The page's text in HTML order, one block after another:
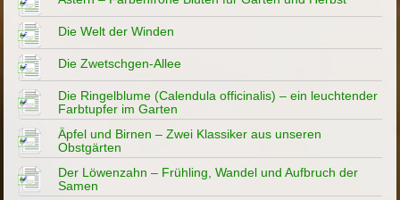
Die Welt der Winden
Die Zwetschgen-Allee
Die Ringelblume (Calendula officinalis) – ein leuchtender
Farbtupfer im Garten
Äpfel und Birnen – Zwei Klassiker aus unseren
Obstgärten
Der Löwenzahn – Frühling, Wandel und Aufbruch der
Samen